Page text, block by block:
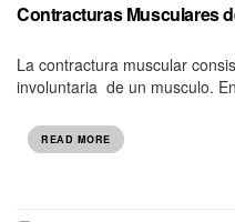
Contracturas Musculares
La contractura muscular
involuntaria de un musculo.
READ MORE